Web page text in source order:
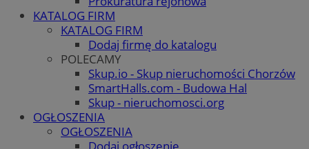
KATALOG FIRM
KATALOG FIRM
Dodaj firmę do katalogu
POLECAMY
Skup.io - Skup nieruchomości Chorzów
SmartHalls.com - Budowa Hal
Skup - nieruchomosci.org
OGŁOSZENIA
OGŁOSZENIA